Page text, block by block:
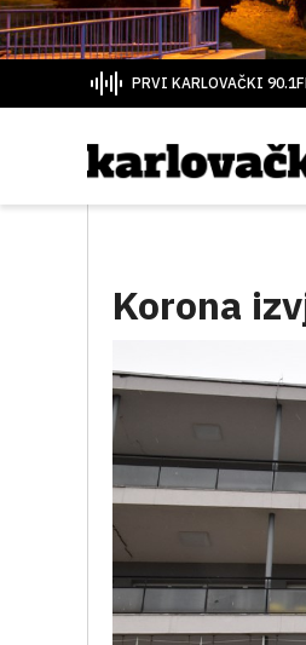
PRVI KARLOVAČKI
Korona